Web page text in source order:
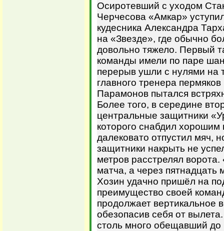
Осиротевший с уходом
Черчесова «Амкар»
кудесника Александра
на «Звезде», где обычно
довольно тяжело. Первый
команды имели по паре
перерыв ушли с нулями на
главного тренера
Парамонов пытался
Более того, в середине
центральные защитники
которого снабдил
далековато отпустил мяч,
защитники накрыть не
метров расстрелял
матча, а через пятнадцать
Хозин удачно пришёл на
преимущество своей
продолжает вертикальное
обезопасив себя от
столь много обещавший до